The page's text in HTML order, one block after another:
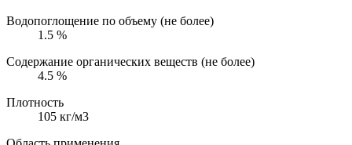
Водопоглощение по объему (не более)
1.5 %
Содержание органических веществ (не более)
4.5 %
Плотность
105 кг/м3